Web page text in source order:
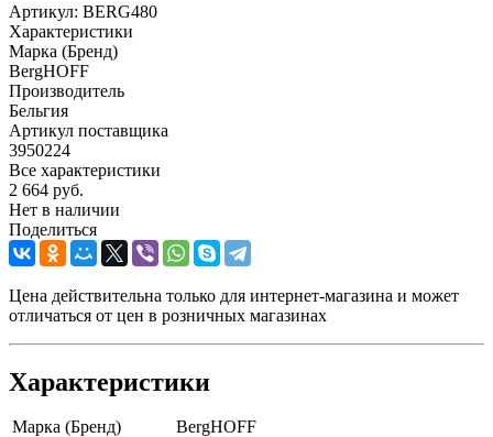
Артикул: BERG480
Характеристики
Марка (Бренд)
BergHOFF
Производитель
Бельгия
Артикул поставщика
3950224
Все характеристики
2 664 руб.
Нет в наличии
Поделиться
Цена действительна только для интернет-магазина и может
отличаться от цен в розничных магазинах
Характеристики
Марка (Бренд)
BergHOFF